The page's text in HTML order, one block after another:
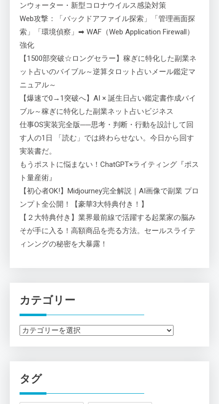
ンウォーター・新型コロナウイルス感染対策
Web攻撃：「バックドアファイル探索」「管理画面探
索」「環境偵察」➡ WAF（Web Application Firewall）
強化
【1500部突破☆ロングセラー】稼ぎに特化した副業ネ
ット占いのバイブル～逆算タロット占いメール鑑定マ
ニュアル～
【爆速で0→1突破へ】AI × 誕生日占い鑑定書作成バイ
ブル～稼ぎに特化した副業ネット占いビジネス
仕事OS実装完全版──思考・判断・行動を設計して回
す人の1日 「読む」では終わらせない。今日から回す
実装書だ。
もうポストに悩まない！ChatGPT×ライティング『ポス
ト量産術』
【初心者OK!】Midjourney完全解説｜AI画像で副業 プロ
ンプト全公開！【豪華3大特典付き！】
【２大特典付き】業界最前線で活躍する起業家の脳み
そが手に入る！高額商品を売る方法。セールスライテ
ィンングの秘密を大暴露！
カテゴリー
カ
ー
タグ